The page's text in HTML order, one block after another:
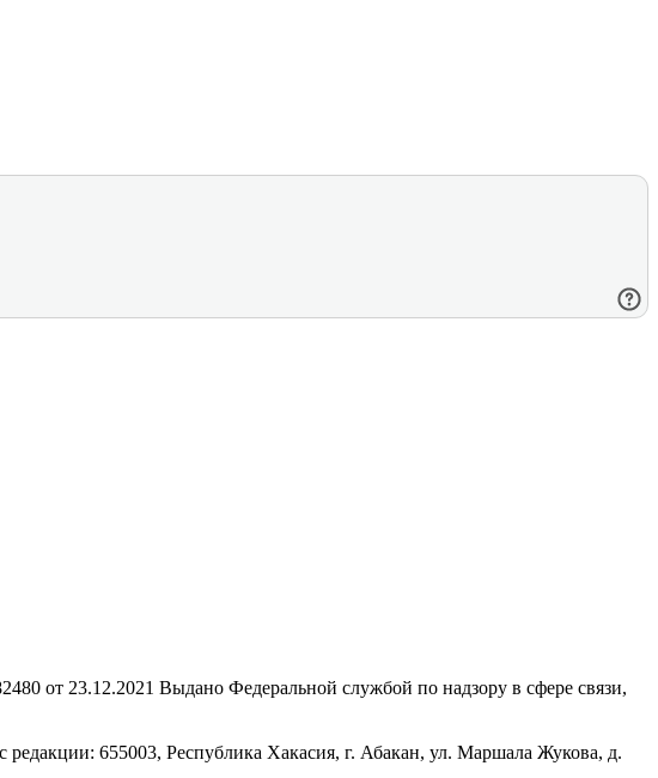
от 23.12.2021 Выдано Федеральной службой по надзору в сфере связи,
655003, Республика Хакасия, г. Абакан, ул. Маршала Жукова, д.